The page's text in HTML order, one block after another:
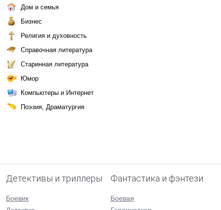
Дом и семья
Бизнес
Религия и духовность
Справочная литература
Старинная литература
Юмор
Компьютеры и Интернет
Поэзия, Драматургия
Детективы и триллеры
Боевик
Фантастика и фэнтези
Боевая